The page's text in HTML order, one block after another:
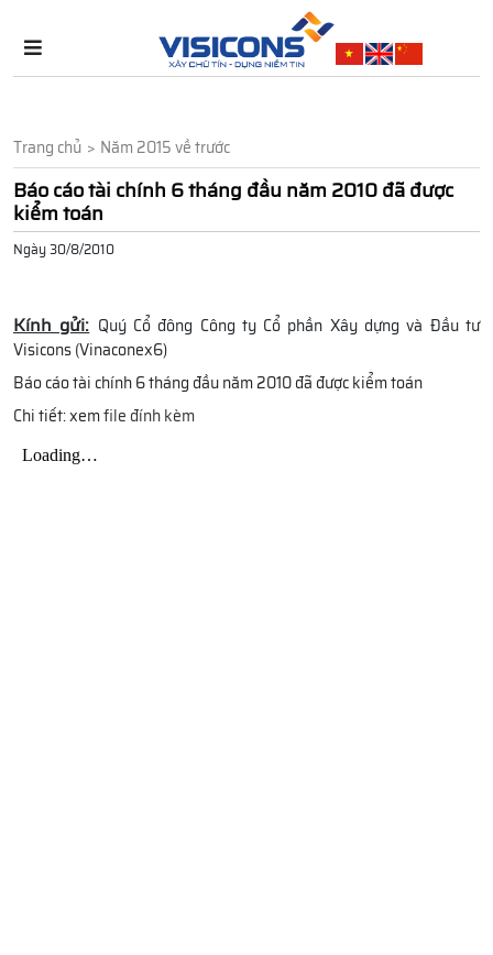
Trang chủ Năm 2015 về trước
Báo cáo tài chính 6 tháng đầu năm 2010 đã được
kiểm toán
Ngày 30/8/2010
Kính gửi: Quý Cổ đông Công ty Cổ phần Xây dựng và Đầu tư
Visicons (Vinaconex6)
Báo cáo tài chính 6 tháng đầu năm 2010 đã được kiểm toán
Chi tiết: xemfile đính kèm